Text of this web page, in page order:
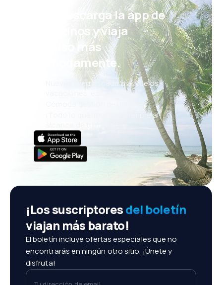
¡Eh! Descarga la app de
eDestinos y viaja
incluso más
cómodamente.
Nuevas ofertas cada día: vuelos,
vacaciones, escapadas
Cómoda gestión de reservas
¡Todo lo que importa, siempre al
¡Los suscriptoresdel boletín
viajan más barato!
El boletín incluye ofertas especiales que no
encontrarás en ningún otro sitio. ¡Únete y
disfruta!
Tu dirección de email